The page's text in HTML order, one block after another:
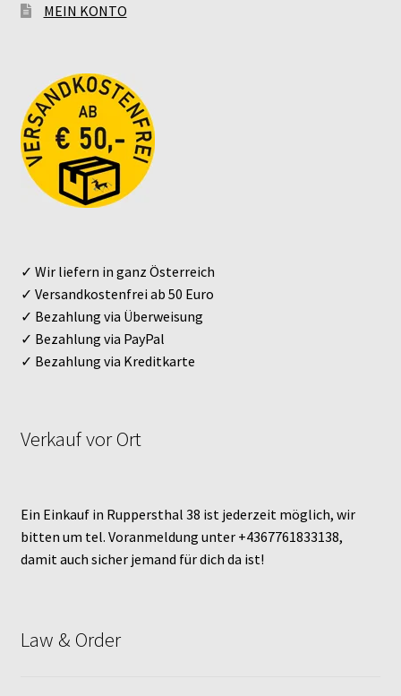
MEIN KONTO
✓ Wir liefern in ganz Österreich
✓ Versandkostenfrei ab 50 Euro
✓ Bezahlung via Überweisung
✓ Bezahlung via PayPal
✓ Bezahlung via Kreditkarte
Verkauf vor Ort
Ein Einkauf in Ruppersthal 38 ist jederzeit möglich, wir
bitten um tel. Voranmeldung unter +4367761833138,
damit auch sicher jemand für dich da ist!
Law & Order